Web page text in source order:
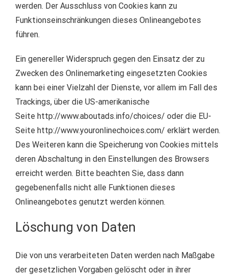
werden. Der Ausschluss von Cookies kann zu
Funktionseinschränkungen dieses Onlineangebotes
führen.
Ein genereller Widerspruch gegen den Einsatz der zu
Zwecken des Onlinemarketing eingesetzten Cookies
kann bei einer Vielzahl der Dienste, vor allem im Fall des
Trackings, über die US-amerikanische
Seite http://www.aboutads.info/choices/ oder die EU-
Seite http://www.youronlinechoices.com/ erklärt werden.
Des Weiteren kann die Speicherung von Cookies mittels
deren Abschaltung in den Einstellungen des Browsers
erreicht werden. Bitte beachten Sie, dass dann
gegebenenfalls nicht alle Funktionen dieses
Onlineangebotes genutzt werden können.
Löschung von Daten
Die von uns verarbeiteten Daten werden nach Maßgabe
der gesetzlichen Vorgaben gelöscht oder in ihrer